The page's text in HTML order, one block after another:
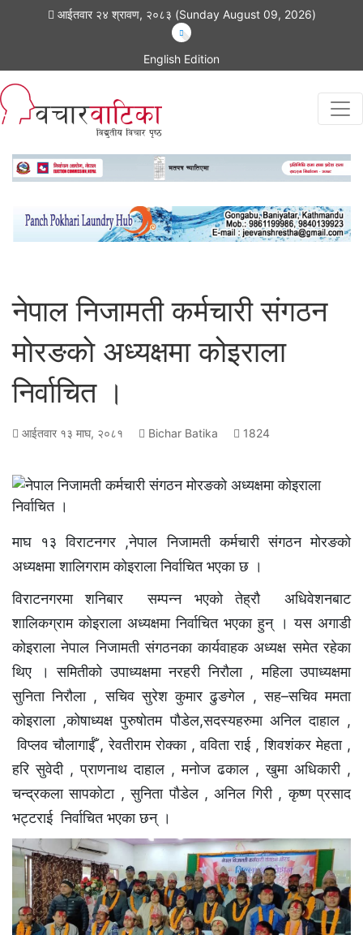
आईतवार २४ श्रावण, २०८३ (Sunday August 09, 2026)
English Edition
नेपाल निजामती कर्मचारी संगठन
मोरङकाे अध्यक्षमा कोइराला
निर्वाचित ।
आईतवार १३ माघ, २०८१ Bichar Batika 1824
माघ १३ विराटनगर ,नेपाल निजामती कर्मचारी संगठन मोरङकाे
अध्यक्षमा शालिगराम कोइराला निर्वाचित भएका छ ।
विराटनगरमा शनिबार सम्पन्न भएको तेह्रौ अधिवेशनबाट
शालिकग्राम कोइराला अध्यक्षमा निर्वाचित भएका हुन् । यस अगाडी
कोइराला नेपाल निजामती संगठनका कार्यवाहक अध्यक्ष समेत रहेका
थिए । समितीको उपाध्यक्षमा नरहरी निरौला , महिला उपाध्यक्षमा
सुनिता निरौला , सचिव सुरेश कुमार ढुङगेल , सह–सचिव ममता
कोइराला ,कोषाध्यक्ष पुरुषोतम पौडेल,सदस्यहरुमा अनिल दाहाल ,
विप्लव चौलागाईँ , रेवतीराम रोक्का , वविता राई , शिवशंकर मेहता ,
हरि सुवेदी , प्राणनाथ दाहाल , मनोज ढकाल , खुमा अधिकारी ,
चन्द्रकला सापकोटा , सुनिता पौडेल , अनिल गिरी , कृष्ण प्रसाद
भट्टराई निर्वाचित भएका छन् ।